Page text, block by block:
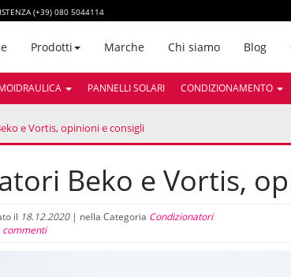
(+39) 080 5044114
Prodotti Marche Chi siamo Blog
PANNELLI SOLARI CONDIZIONAMENTO
e Vortis, opinioni e consigli
Beko e Vortis,
il 18.12.2020| nella Categoria Condizionatori
commenti